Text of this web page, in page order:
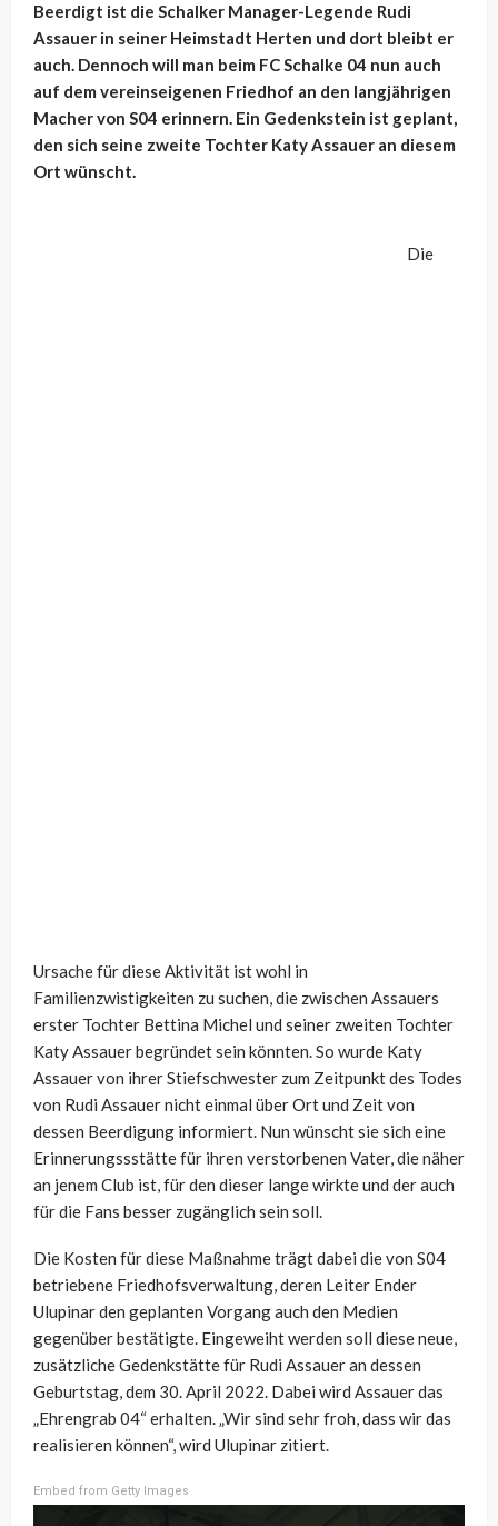
Beerdigt ist die Schalker Manager-Legende Rudi
Assauer in seiner Heimstadt Herten und dort bleibt er
auch. Dennoch will man beim FC Schalke 04 nun auch
auf dem vereinseigenen Friedhof an den langjährigen
Macher von S04 erinnern. Ein Gedenkstein ist geplant,
den sich seine zweite Tochter Katy Assauer an diesem
Ort wünscht.
Die
Ursache für diese Aktivität ist wohl in
Familienzwistigkeiten zu suchen, die zwischen Assauers
erster Tochter Bettina Michel und seiner zweiten Tochter
Katy Assauer begründet sein könnten. So wurde Katy
Assauer von ihrer Stiefschwester zum Zeitpunkt des Todes
von Rudi Assauer nicht einmal über Ort und Zeit von
dessen Beerdigung informiert. Nun wünscht sie sich eine
Erinnerungssstätte für ihren verstorbenen Vater, die näher
an jenem Club ist, für den dieser lange wirkte und der auch
für die Fans besser zugänglich sein soll.
Die Kosten für diese Maßnahme trägt dabei die von S04
betriebene Friedhofsverwaltung, deren Leiter Ender
Ulupinar den geplanten Vorgang auch den Medien
gegenüber bestätigte. Eingeweiht werden soll diese neue,
zusätzliche Gedenkstätte für Rudi Assauer an dessen
Geburtstag, dem 30. April 2022. Dabei wird Assauer das
„Ehrengrab 04“ erhalten. „Wir sind sehr froh, dass wir das
realisieren können“, wird Ulupinar zitiert.
Embed from Getty Images